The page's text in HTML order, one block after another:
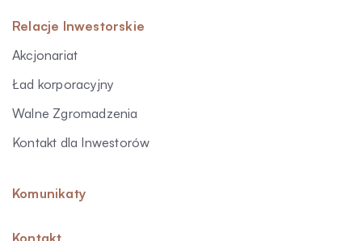
Relacje Inwestorskie
Akcjonariat
Ład korporacyjny
Walne Zgromadzenia
Kontakt dla Inwestorów
Komunikaty
Kontakt